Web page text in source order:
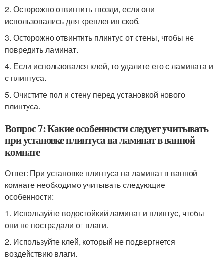
2. Осторожно отвинтить гвозди, если они
использовались для крепления скоб.
3. Осторожно отвинтить плинтус от стены, чтобы не
повредить ламинат.
4. Если использовался клей, то удалите его с ламината и
с плинтуса.
5. Очистите пол и стену перед установкой нового
плинтуса.
Вопрос 7: Какие особенности следует учитывать
при установке плинтуса на ламинат в ванной
комнате
Ответ: При установке плинтуса на ламинат в ванной
комнате необходимо учитывать следующие
особенности:
1. Используйте водостойкий ламинат и плинтус, чтобы
они не пострадали от влаги.
2. Используйте клей, который не подвергнется
воздействию влаги.